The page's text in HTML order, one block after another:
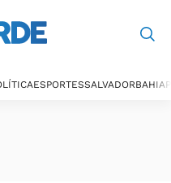
ESPORTESSALVADORBAHIA